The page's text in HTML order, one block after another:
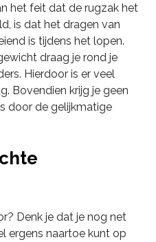
het feit dat de rugzak het
is dat het dragen van
is tijdens het lopen.
draag je rond je
Hierdoor is er veel
Bovendien krijg je geen
door de gelijkmatige
Denk je dat je nog net
ergens naartoe kunt op